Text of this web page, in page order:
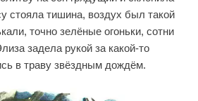
стояла тишина, воздух был такой
точно зелёные огоньки, сотни
задела рукой за какой-то
в траву звёздным дождём.